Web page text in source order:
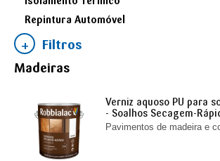
Repintura Automóvel
Filtros
Madeiras
Verniz aquoso PU para
- Soalhos Secagem-
Pavimentos de madeira e